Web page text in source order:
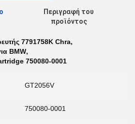
Περιγραφή του
προϊόντος
7791758K Chra,
BMW,
750080-0001
GT2056V
750080-0001